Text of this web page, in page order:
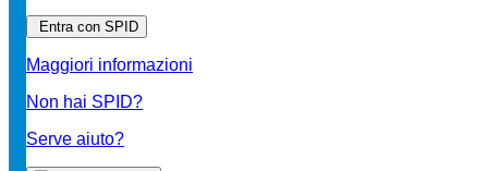
Entra con SPID
Maggiori informazioni
Non hai SPID?
Serve aiuto?